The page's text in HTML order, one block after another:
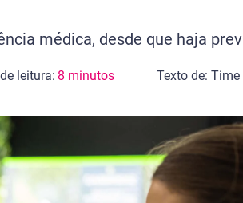
médica, desde que haja
leitura: 8 minutos Texto de: Time